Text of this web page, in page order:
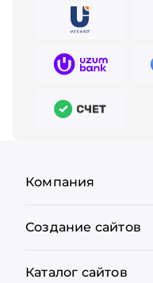
Компания
Создание сайтов
Каталог сайтов